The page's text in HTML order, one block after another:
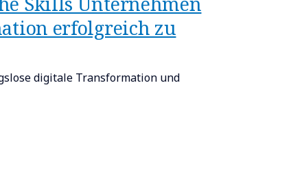
erfolgreich zu
digitale Transformation und